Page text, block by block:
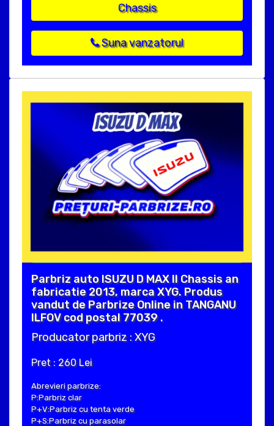
Chassis
Suna vanzatorul
Parbriz auto ISUZU D MAX II Chassis an
fabricatie 2013, marca XYG. Produs
vandut de Parbrize Online in TANGANU
ILFOV cod postal 77039 .
Producator parbriz : XYG
Pret : 260 Lei
Abrevieri parbrize:
P:Parbriz clar
P+V:Parbriz cu tenta verde
P+S:Parbriz cu parasolar